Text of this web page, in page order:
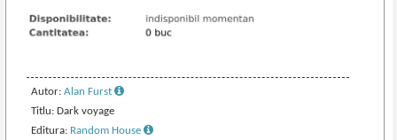
Autor:Alan Furst
Titlu: Dark voyage
Editura: Random House